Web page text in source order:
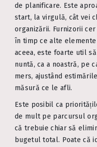
de planificare. Este
start, la virgulă, cât vei
organizării. Furnizorii
în timp ce alte elemente
aceea, este foarte util
nuntă, ca a noastră, pe
mers, ajustând
măsură ce le afli.
Este posibil ca
de mult pe parcursul
că trebuie chiar să
bugetul total. Poate că